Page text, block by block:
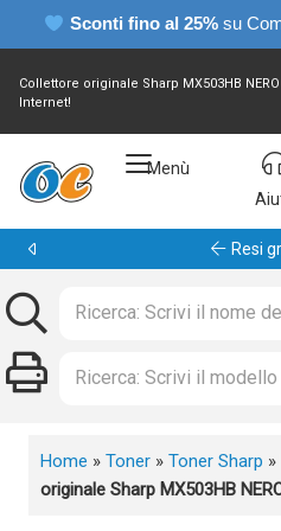
Sconti fino al 25% su
Collettore originale Sharp MX503HB
Internet!
Menù
Garanzia
Home » Toner » Toner Sharp »
originale Sharp MX503HB